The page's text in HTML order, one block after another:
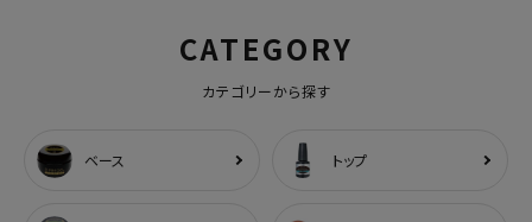
CATEGORY
カテゴリーから探す
ベース トップ